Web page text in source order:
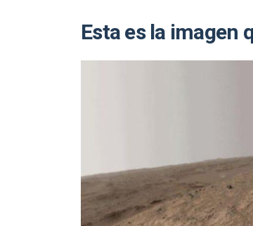
Esta es la imagen